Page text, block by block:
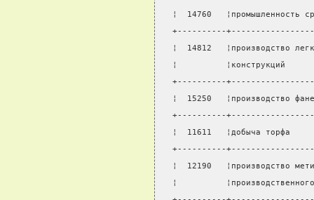
¦  14760
+----------
¦  14812   ¦производство
¦
+----------
¦  15250
+----------
¦  11611   ¦добыча
+----------
¦  12190
¦